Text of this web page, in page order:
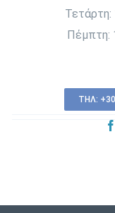
Τετάρτη:
Πέμπτη:
ΤΗΛ: